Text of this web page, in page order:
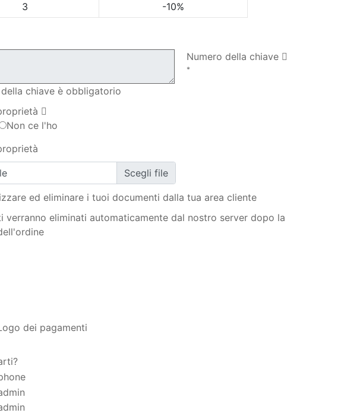
3
-10%
Numero della chiave
*
chiave è obbligatorio
Non ce l'ho
ed eliminare i tuoi documenti dalla tua area cliente
verranno eliminati automaticamente dal nostro server dopo la